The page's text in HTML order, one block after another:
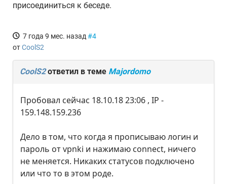
присоединиться к беседе.
7 года 9 мес. назад #4
отCoolS2
CoolS2ответил в теме Majordomo
Пробовал сейчас 18.10.18 23:06 , IP -
159.148.159.236
Дело в том, что когда я прописываю логин и
пароль от vpnki и нажимаю connect, ничего
не меняется. Никаких статусов подключено
или что то в этом роде.